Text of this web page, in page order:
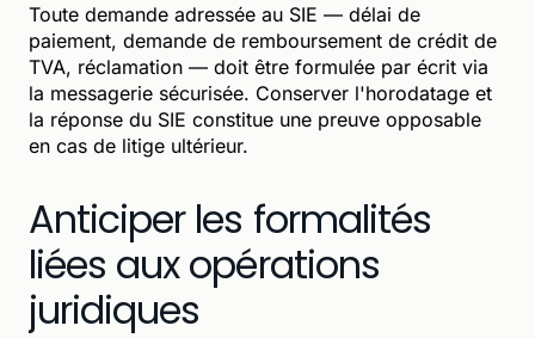
Toute demande adressée au SIE — délai de
paiement, demande de remboursement de crédit de
TVA, réclamation — doit être formulée par écrit via
la messagerie sécurisée. Conserver l'horodatage et
la réponse du SIE constitue une preuve opposable
en cas de litige ultérieur.
Anticiper les formalités
liées aux opérations
juridiques